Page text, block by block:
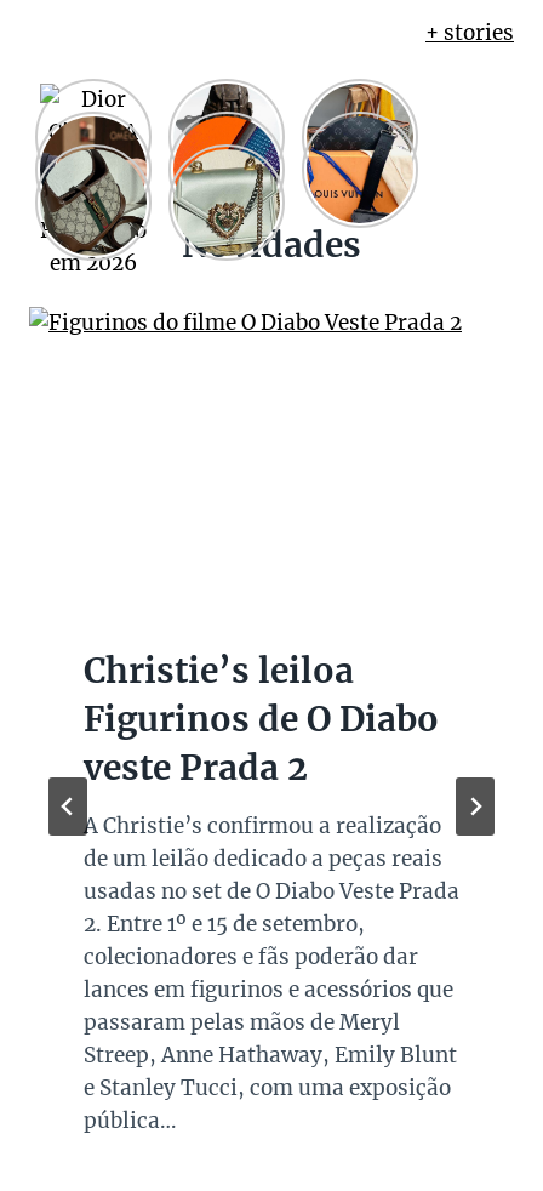
+ stories
Novidades
Christie’s leiloa
Figurinos de O Diabo
veste Prada 2
A Christie’s confirmou a realização
de um leilão dedicado a peças reais
usadas no set de O Diabo Veste Prada
2. Entre 1º e 15 de setembro,
colecionadores e fãs poderão dar
lances em figurinos e acessórios que
passaram pelas mãos de Meryl
Streep, Anne Hathaway, Emily Blunt
e Stanley Tucci, com uma exposição
pública…